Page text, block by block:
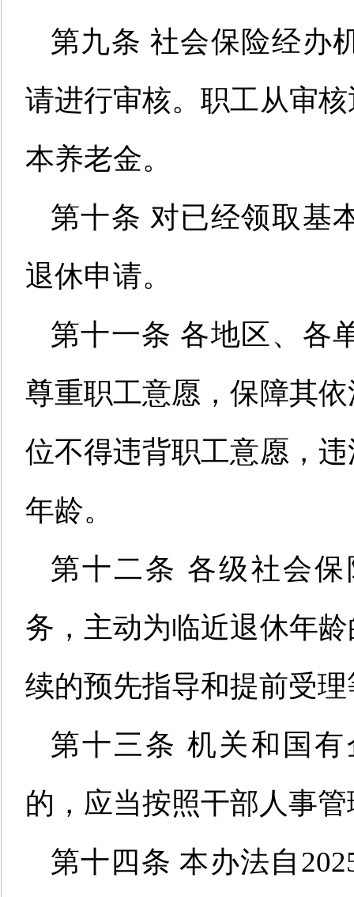
第九条 社会保险经办
请进行审核。职工从审
本养老金。
第十条 对已经领取基
退休申请。
第十一条 各地区、各
尊重职工意愿，保障其
位不得违背职工意愿，
年龄。
第十二条 各级社会
务，主动为临近退休年
续的预先指导和提前受
第十三条 机关和国
的，应当按照干部人事
第十四条本办法自